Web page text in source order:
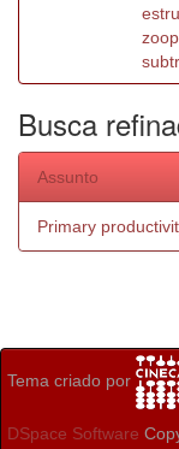
Busca
Assunto
Primary
Tema criado por
DSpace Software